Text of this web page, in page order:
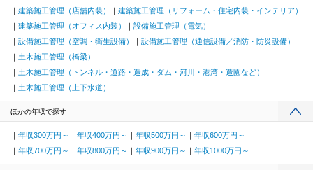
建築施工管理（店舗内装）
建築施工管理（リフォーム・住宅内装・インテリア）
建築施工管理（オフィス内装）
設備施工管理（電気）
設備施工管理（空調・衛生設備）
設備施工管理（通信設備／消防・防災設備）
土木施工管理（橋梁）
土木施工管理（トンネル・道路・造成・ダム・河川・港湾・造園など）
土木施工管理（上下水道）
ほかの年収で探す
年収300万円～ 年収400万円～ 年収500万円～
年収600万円～
年収700万円～
年収800万円～ 年収900万円～ 年収1000万円～